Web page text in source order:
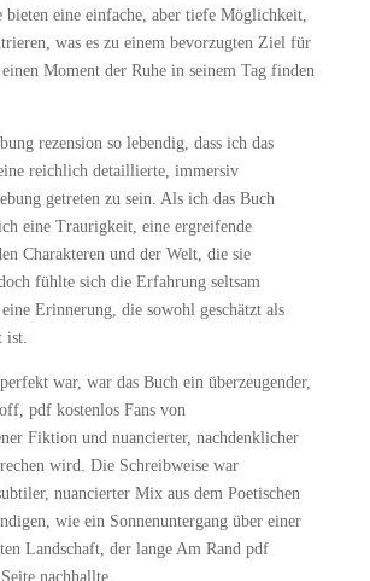
eine einfache, aber tiefe Möglichkeit,
was es zu einem bevorzugten Ziel für
Moment der Ruhe in seinem Tag finden
rezension so lebendig, dass ich das
reichlich detaillierte, immersiv
getreten zu sein. Als ich das Buch
eine Traurigkeit, eine ergreifende
Charakteren und der Welt, die sie
fühlte sich die Erfahrung seltsam
Erinnerung, die sowohl geschätzt als
ist.
war, war das Buch ein überzeugender,
pdf kostenlos Fans von
Fiktion und nuancierter, nachdenklicher
wird. Die Schreibweise war
nuancierter Mix aus dem Poetischen
wie ein Sonnenuntergang über einer
Landschaft, der lange Am Rand pdf
nachhallte.